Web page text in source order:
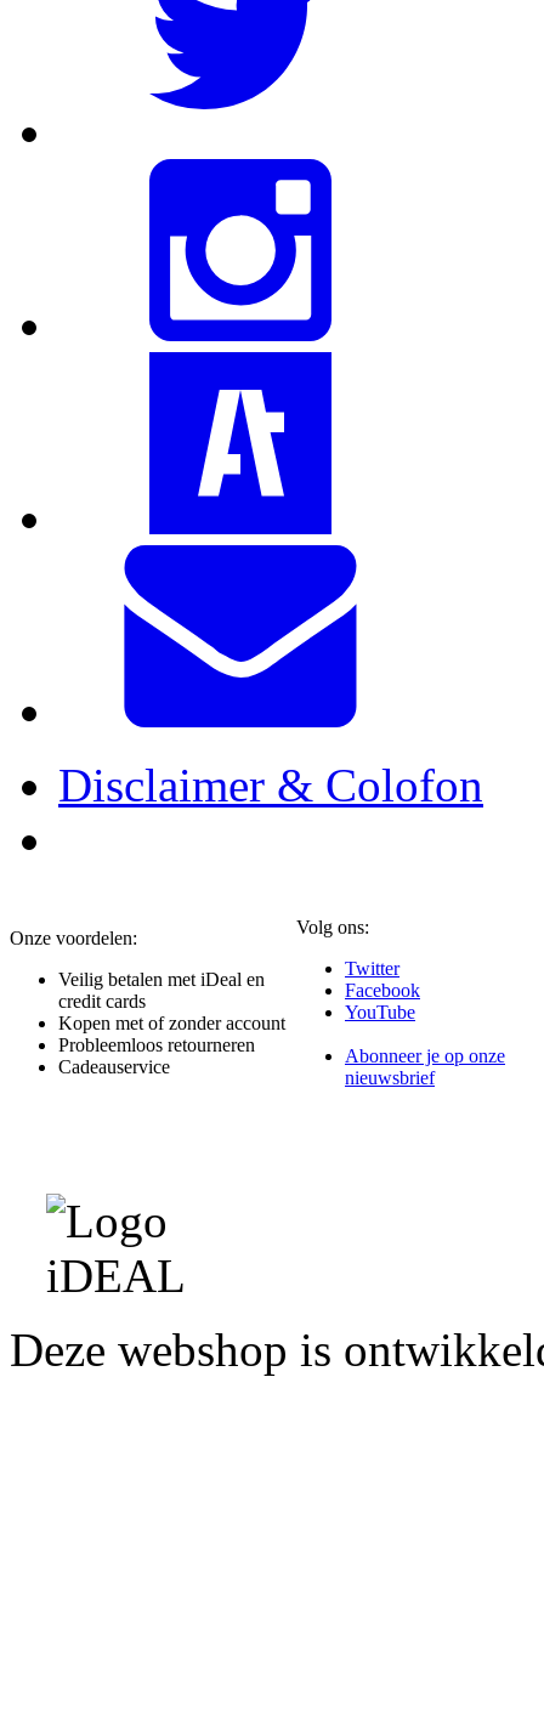
Disclaimer & Colofon
Onze voordelen:
Veilig betalen met iDeal en
credit cards
Kopen met of zonder account
Probleemloos retourneren
Cadeauservice
Volg ons:
Twitter
Facebook
YouTube
Abonneer je op onze
nieuwsbrief
Deze webshop is